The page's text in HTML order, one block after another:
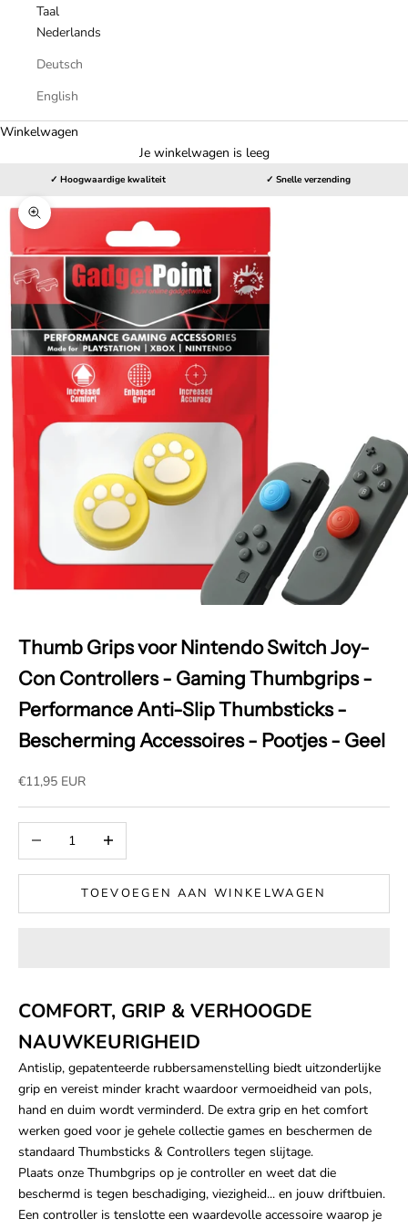
Taal
Nederlands
Deutsch
English
Winkelwagen
Je winkelwagen is leeg
✓ Hoogwaardige kwaliteit ✓ Snelle verzending
In-/uitzoomen
Thumb Grips voor Nintendo Switch Joy-
Con Controllers - Gaming Thumbgrips -
Performance Anti-Slip Thumbsticks -
Bescherming Accessoires - Pootjes - Geel
Aanbiedingsprijs
€11,95 EUR
Aantal verlagenAantal verhogen
TOEVOEGEN AAN WINKELWAGEN
COMFORT, GRIP & VERHOOGDE
NAUWKEURIGHEID
Antislip, gepatenteerde rubbersamenstelling biedt uitzonderlijke
grip en vereist minder kracht waardoor vermoeidheid van pols,
hand en duim wordt verminderd. De extra grip en het comfort
werken goed voor je gehele collectie games en beschermen de
standaard Thumbsticks & Controllers tegen slijtage.
Plaats onze Thumbgrips op je controller en weet dat die
beschermd is tegen beschadiging, viezigheid... en jouw driftbuien.
Een controller is tenslotte een waardevolle accessoire waarop je